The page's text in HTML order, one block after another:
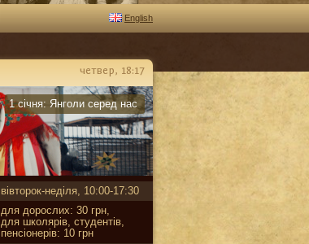
English
четвер, 18:17
1 січня: Янголи серед нас
вівторок-неділя, 10:00-17:30
для дорослих: 30 грн,
для школярів, студентів,
пенсіонерів: 10 грн